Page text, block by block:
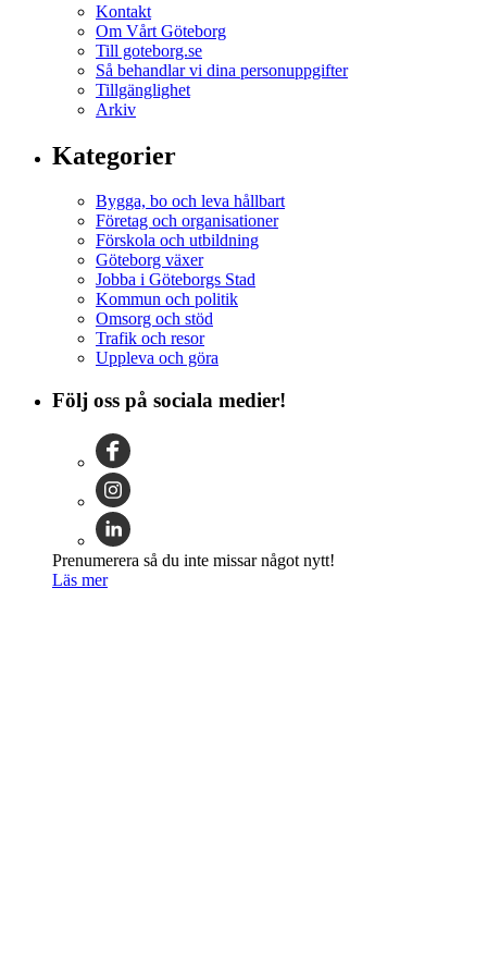
Kontakt
Om Vårt Göteborg
Till goteborg.se
Så behandlar vi dina personuppgifter
Tillgänglighet
Arkiv
Kategorier
Bygga, bo och leva hållbart
Företag och organisationer
Förskola och utbildning
Göteborg växer
Jobba i Göteborgs Stad
Kommun och politik
Omsorg och stöd
Trafik och resor
Uppleva och göra
Följ oss på sociala medier!
Prenumerera så du inte missar något nytt!
Läs mer